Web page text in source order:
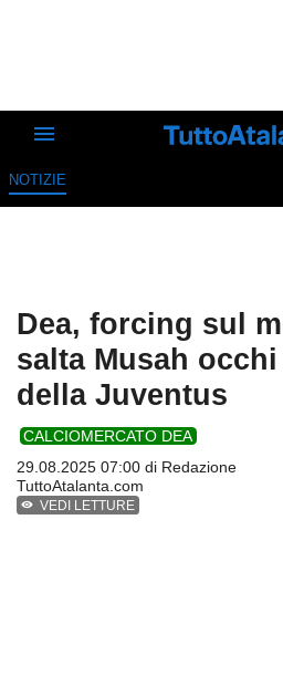
NOTIZIE
Dea, forcing sul
salta Musah
della Juventus
CALCIOMERCATO DEA
29.08.2025 07:00 di Redazione
TuttoAtalanta.com
VEDI LETTURE